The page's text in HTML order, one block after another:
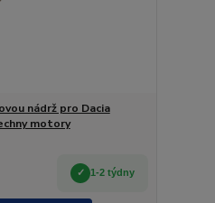
nádrž pro Dacia
motory
1-2 týdny